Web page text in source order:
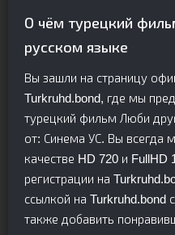
О чём турецкий
русском языке
Вы зашли на страницу
Turkruhd.bond, где мы
турецкий фильм Люби
от: Синема УС. Вы всегда
качестве HD 720 и FullHD
регистрации на
ссылкой на
также добавить